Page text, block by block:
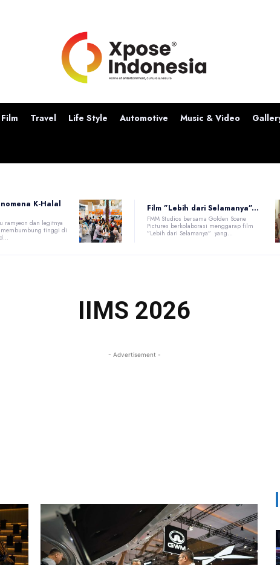
Film Travel Life Style Automotive Music & Video
K-Halal
ramyeon dan legitnya
tinggi di
Film ”Lebih dari Selamanya”...
FMM Studios bersama Golden Scene
Pictures berkolaborasi menggarap film
”Lebih dari Selamanya” yang...
IIMS 2026
- Advertisement -